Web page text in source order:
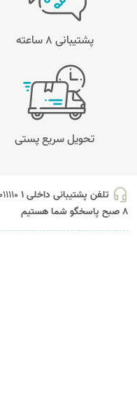
پشتیبانی 8 ساعته
تحویل سریع پستی
headset_mic تلفن پشتیبانی داخلی 1
8 صبح پاسخگو شما هستیم